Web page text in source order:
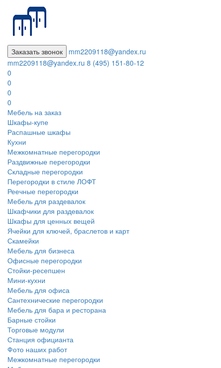
Заказать звонок
mm2209118@yandex.ru
mm2209118@yandex.ru 8 (495) 151-80-12
0
0
0
0
Мебель на заказ
Шкафы-купе
Распашные шкафы
Кухни
Межкомнатные перегородки
Раздвижные перегородки
Складные перегородки
Перегородки в стиле ЛОФТ
Реечные перегородки
Мебель для раздевалок
Шкафчики для раздевалок
Шкафы для ценных вещей
Ячейки для ключей, браслетов и карт
Скамейки
Мебель для бизнеса
Офисные перегородки
Стойки-ресепшен
Мини-кухни
Мебель для офиса
Сантехнические перегородки
Мебель для бара и ресторана
Барные стойки
Торговые модули
Станция официанта
Фото наших работ
Межкомнатные перегородки